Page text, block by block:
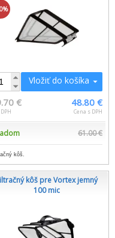
Vložiť do košíka
€ 48.80 €
Cena s DPH
61.00 €
kôš.
kôš pre Vortex jemný
100 mic